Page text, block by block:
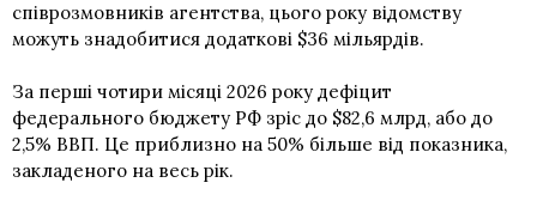
співрозмовників агентства, цього року відомству
можуть знадобитися додаткові $36 мільярдів.
За перші чотири місяці 2026 року дефіцит
федерального бюджету РФ зріс до $82,6 млрд, або до
2,5% ВВП. Це приблизно на 50% більше від показника,
закладеного на весь рік.